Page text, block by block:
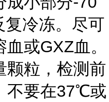
冷冻。尽可
或GXZ血。
颗粒，检测前
不要在37℃或